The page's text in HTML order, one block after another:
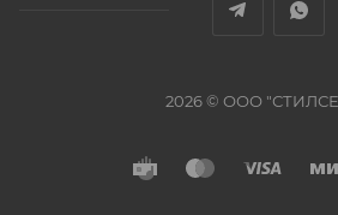
2026 © ООО